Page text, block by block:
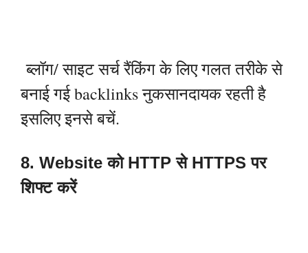
ब्लॉग/ साइट सर्च रैंकिंग के लिए गलत तरीके से
बनाई गई backlinks नुकसानदायक रहती है
इसलिए इनसे बचें.
8. Website को HTTP से HTTPS पर
शिफ्ट करें